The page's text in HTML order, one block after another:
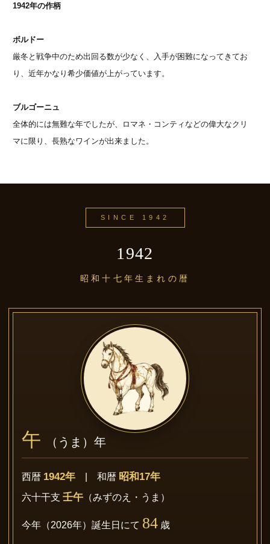
1942年の作柄
ボルドー
厳冬と戦争中のため出回る数が少なく、入手が困難になってきてお
り、近年かなり希少価値が上がっています。
ブルゴーニュ
全体的には無難な年でしたが、ロマネ・コンティなどの偉大なクリ
マに限り、長熟なワインが出来ました。
SINCE 1942
1942
昭和十七年生まれの暦
午 （うま）年
西暦 1942年 | 和暦 昭和17年
六十干支 壬午 （みずのえ・うま）
今年（2026年）誕生日にて 84 歳